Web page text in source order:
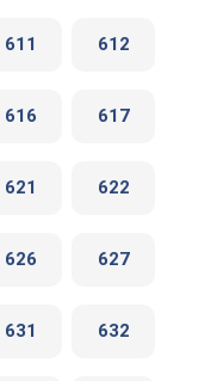
611 612
616 617
621 622
626 627
631 632